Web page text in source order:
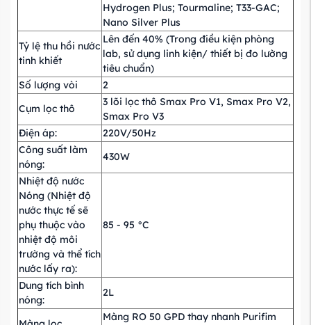
Hydrogen Plus; Tourmaline; T33-GAC;
Nano Silver Plus
Tỷ lệ thu hồi nước
tinh khiết
Lên đến 40% (Trong điều kiện phòng
lab, sử dụng linh kiện/ thiết bị đo lường
tiêu chuẩn)
Số lượng vòi
2
Cụm lọc thô
3 lõi lọc thô Smax Pro V1, Smax Pro V2,
Smax Pro V3
Điện áp:
220V/50Hz
Công suất làm
nóng:
430W
Nhiệt độ nước
Nóng (Nhiệt độ
nước thực tế sẽ
phụ thuộc vào
nhiệt độ môi
trường và thể tích
nước lấy ra):
85 - 95 °C
Dung tích bình
nóng:
2L
Màng RO 50 GPD thay nhanh Purifim